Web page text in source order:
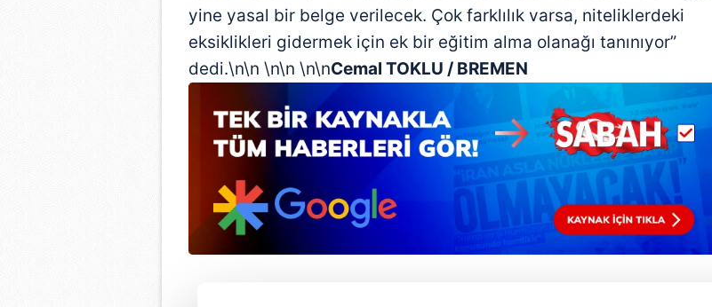
yine yasal bir belge verilecek. Çok farklılık varsa, niteliklerdeki
eksiklikleri gidermek için ek bir eğitim alma olanağı tanınıyor”
dedi.\n\n \n\n \n\nCemal TOKLU / BREMEN